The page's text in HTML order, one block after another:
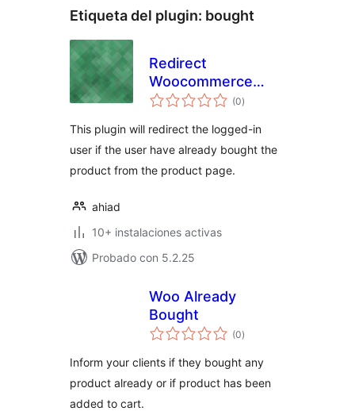
Etiqueta del plugin: bought
Redirect
Woocommerce
User that Bought
(0valoraciones
en
)
This plugin will redirect the logged-in
user if the user have already bought the
product from the product page.
ahiad
10+ instalaciones activas
Probado con 5.2.25
Woo Already
Bought
(0valoraciones
en
)
Inform your clients if they bought any
product already or if product has been
added to cart.